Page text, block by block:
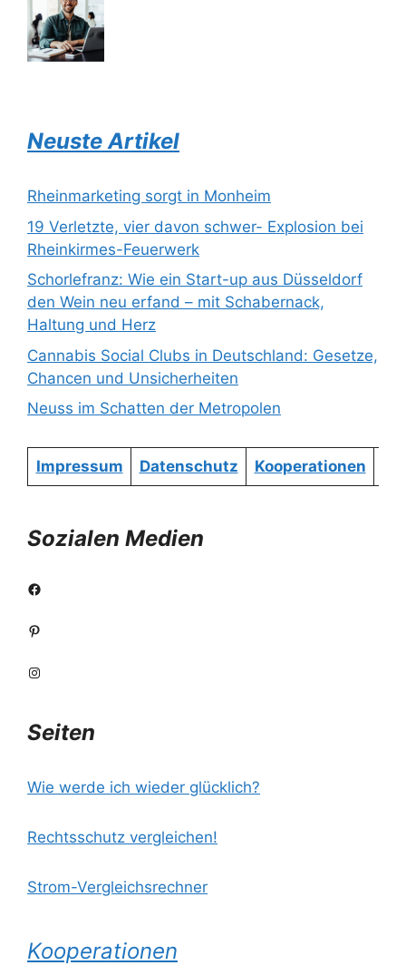
Neuste Artikel
Rheinmarketing sorgt in Monheim
19 Verletzte, vier davon schwer- Explosion bei
Rheinkirmes-Feuerwerk
Schorlefranz: Wie ein Start-up aus Düsseldorf
den Wein neu erfand – mit Schabernack,
Haltung und Herz
Cannabis Social Clubs in Deutschland: Gesetze,
Chancen und Unsicherheiten
Neuss im Schatten der Metropolen
Impressum Datenschutz Kooperationen
Sozialen Medien
Facebook
Pinterest
Instagram
Seiten
Wie werde ich wieder glücklich?
Rechtsschutz vergleichen!
Strom-Vergleichsrechner
Kooperationen